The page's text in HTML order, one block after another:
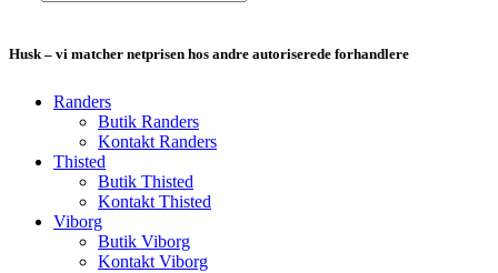
Husk – vi matcher netprisen hos andre autoriserede forhandlere
Randers
Butik Randers
Kontakt Randers
Thisted
Butik Thisted
Kontakt Thisted
Viborg
Butik Viborg
Kontakt Viborg